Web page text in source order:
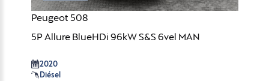
Peugeot 508
5P Allure BlueHDi 96kW S&S 6vel MAN
2020
Diésel